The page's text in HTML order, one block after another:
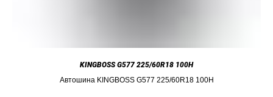
KINGBOSS G577 225/60R18 100H
Автошина KINGBOSS G577 225/60R18 100H